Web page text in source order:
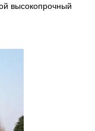
высокопрочный